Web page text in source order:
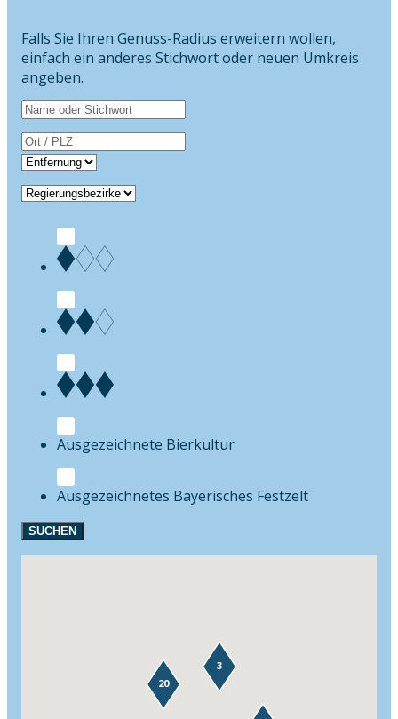
Falls Sie Ihren Genuss-Radius erweitern wollen,
einfach ein anderes Stichwort oder neuen Umkreis
angeben.
Bierkultur
Festzelt
SUCHEN
20
3